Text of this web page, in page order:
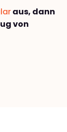
aus, dann
von